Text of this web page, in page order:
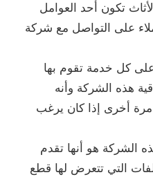
تكون أحد العوامل
على التواصل مع شركة
كل خدمة تقوم بها
هذه الشركة وأنه
مرة أخرى إذا كان يرغب
الشركة هو أنها تقدم
التي تتعرض لها قطع